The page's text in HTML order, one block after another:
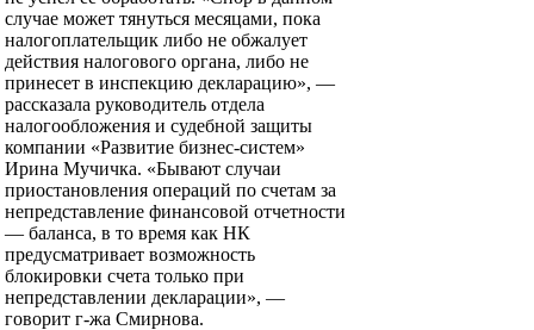
случае может тянуться месяцами, пока
налогоплательщик либо не обжалует
дейст­вия налогового органа, либо не
принесет в инспекцию декларацию», —
рассказала руководитель отдела
налогообложения и судебной защиты
компании «Развитие бизнес-систем»
Ирина Мучичка. «Бывают случаи
приостановления операций по счетам за
непредставление финансовой отчетности
— баланса, в то время как НК
предусматривает возможность
блокировки счета только при
непредставлении декларации», —
говорит г-жа Смирнова.